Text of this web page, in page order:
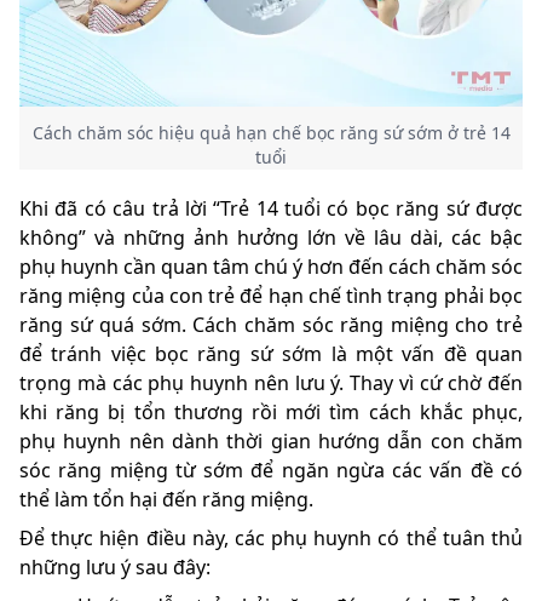
Cách chăm sóc hiệu quả hạn chế bọc răng sứ sớm ở trẻ 14
tuổi
Khi đã có câu trả lời “Trẻ 14 tuổi có bọc răng sứ được
không” và những ảnh hưởng lớn về lâu dài, các bậc
phụ huynh cần quan tâm chú ý hơn đến cách chăm sóc
răng miệng của con trẻ để hạn chế tình trạng phải bọc
răng sứ quá sớm. Cách chăm sóc răng miệng cho trẻ
để tránh việc bọc răng sứ sớm là một vấn đề quan
trọng mà các phụ huynh nên lưu ý. Thay vì cứ chờ đến
khi răng bị tổn thương rồi mới tìm cách khắc phục,
phụ huynh nên dành thời gian hướng dẫn con chăm
sóc răng miệng từ sớm để ngăn ngừa các vấn đề có
thể làm tổn hại đến răng miệng.
Để thực hiện điều này, các phụ huynh có thể tuân thủ
những lưu ý sau đây: